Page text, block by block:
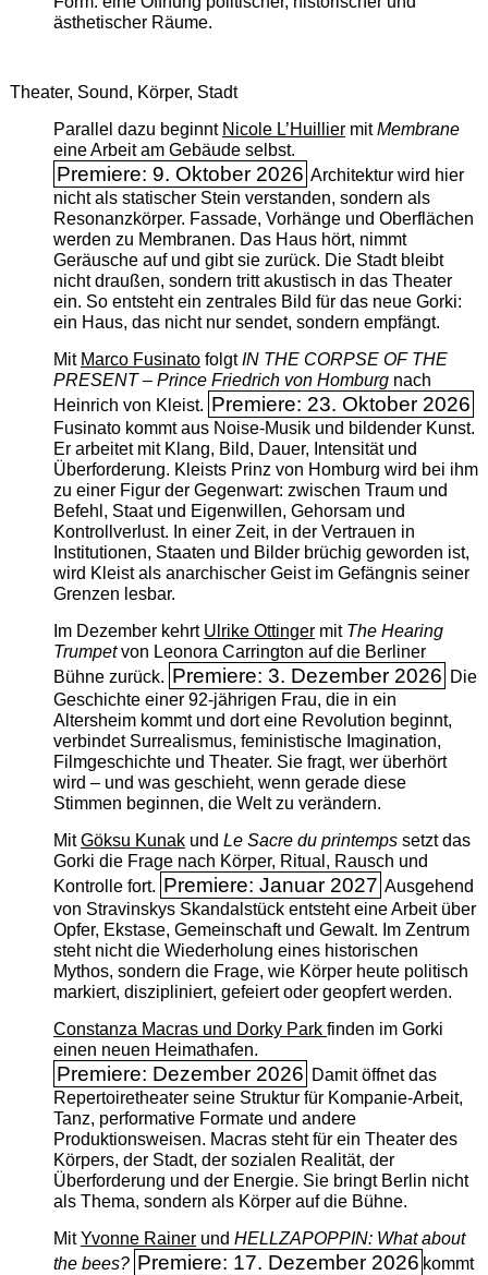
ästhetischer Räume.
Theater, Sound, Körper, Stadt
Parallel dazu beginnt Nicole L’Huilliermit ­Membrane
eine Arbeit am Gebäude selbst.
Premiere: 9. Oktober 2026 Architektur wird hier
nicht als statischer Stein verstanden, sondern als
Resonanzkörper. Fassade, Vorhänge und Oberflächen
werden zu Membranen. Das Haus hört, nimmt
Geräusche auf und gibt sie zurück. Die Stadt bleibt
nicht draußen, sondern tritt akustisch in das Theater
ein. So entsteht ein zentrales Bild für das neue Gorki:
ein Haus, das nicht nur sendet, sondern empfängt.
Mit Marco FusinatofolgtIN THE CORPSE OF THE
PRESENT – Prince Friedrich von Homburgnach
Heinrich von Kleist. Premiere: 23. Oktober 2026
Fusinato kommt aus Noise-Musik und bildender Kunst.
Er arbeitet mit Klang, Bild, Dauer, Intensität und
Überforderung. Kleists Prinz von Homburg wird bei ihm
zu einer Figur der Gegenwart: zwischen Traum und
Befehl, Staat und Eigenwillen, Gehorsam und
Kontrollverlust. In einer Zeit, in der Vertrauen in
Institutionen, Staaten und Bilder brüchig geworden ist,
wird Kleist als anarchischer Geist im Gefängnis seiner
Grenzen lesbar.
Im Dezember kehrt Ulrike Ottingermit The ­Hearing
Trumpetvon Leonora Carrington auf die Berliner
Bühne zurück. Premiere: 3. Dezember 2026 Die
Geschichte einer 92-jährigen Frau, die in ein
Altersheim kommt und dort eine Revolution beginnt,
verbindet Surrealismus, feministische Imagination,
Filmgeschichte und Theater. Sie fragt, wer überhört
wird – und was geschieht, wenn gerade diese
Stimmen beginnen, die Welt zu verändern.
MitGöksu Kunakund Le Sacre du printempssetzt das
Gorki die Frage nach Körper, Ritual, Rausch und
Kontrolle fort. Premiere: Januar 2027 Ausgehend
von Stravinskys Skandalstück entsteht eine Arbeit über
Opfer, Ekstase, Gemeinschaft und Gewalt. Im Zentrum
steht nicht die Wiederholung eines historischen
Mythos, sondern die Frage, wie Körper heute politisch
markiert, diszipliniert, gefeiert oder geopfert werden.
Constanza Macras und Dorky Park finden im Gorki
einen neuen Heimathafen.
Premiere: Dezember 2026 Damit öffnet das
Repertoiretheater seine Struktur für Kompanie-Arbeit,
Tanz, performative Formate und andere
Produktionsweisen. Macras steht für ein Theater des
Körpers, der Stadt, der sozialen Realität, der
Überforderung und der Energie. Sie bringt Berlin nicht
als Thema, sondern als Körper auf die Bühne.
MitYvonne Rainerund HELLZAPOPPIN: What about
the bees? Premiere: 17. Dezember 2026 kommt